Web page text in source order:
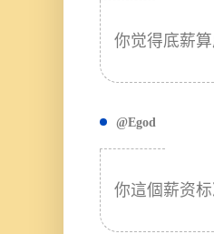
你觉得底薪
@Egod
你這個薪资